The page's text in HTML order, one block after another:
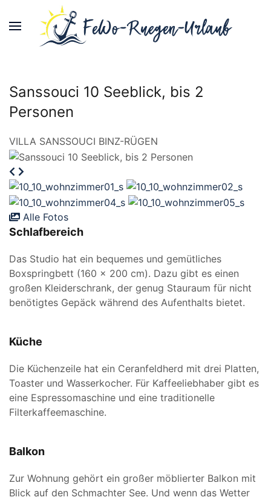
Sanssouci 10 Seeblick, bis 2
Personen
VILLA SANSSOUCI BINZ-RÜGEN
Alle Fotos
Schlafbereich
Das Studio hat ein bequemes und gemütliches
Boxspringbett (160 x 200 cm). Dazu gibt es einen
großen Kleiderschrank, der genug Stauraum für nicht
benötigtes Gepäck während des Aufenthalts bietet.
Küche
Die Küchenzeile hat ein Ceranfeldherd mit drei Platten,
Toaster und Wasserkocher. Für Kaffeeliebhaber gibt es
eine Espressomaschine und eine traditionelle
Filterkaffeemaschine.
Balkon
Zur Wohnung gehört ein großer möblierter Balkon mit
Blick auf den Schmachter See. Und wenn das Wetter